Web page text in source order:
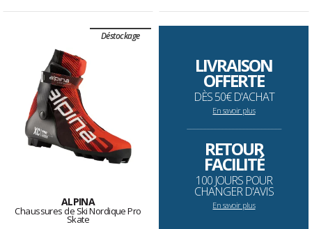
Déstockage
ALPINA
Chaussures de Ski Nordique Pro
Skate
LIVRAISON
OFFERTE
DÈS 50€ D'ACHAT
En savoir plus
--------------------------------------------------------------------
RETOUR
FACILITÉ
100 JOURS POUR
CHANGER D'AVIS
En savoir plus